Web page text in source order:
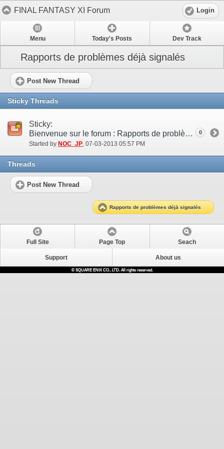
FINAL FANTASY XI Forum Login
Menu Today's Posts Dev Track
Rapports de problèmes déjà signalés
Post New Thread
Sticky Threads
Sticky:
Bienvenue sur le forum : Rapports de problèmes déjà rapportés !
Started by NOC_JP‎, 07-03-2013 05:57 PM
0
Threads
Post New Thread
Rapports de problèmes déjà signalés
Full Site Page Top Seach
Support About us
© SQUARE ENIX CO., LTD. All rights reserved.